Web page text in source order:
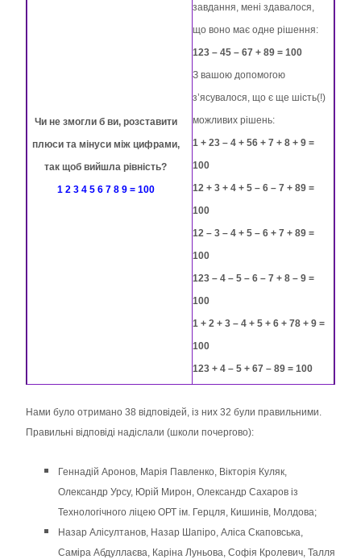
Чи не змогли б ви, розставити
плюси та мінуси між цифрами,
так щоб вийшла рівність?
1 2 3 4 5 6 7 8 9 = 100
завдання, мені здавалося,
що воно має одне рішення:
123 – 45 – 67 + 89 = 100
З вашою допомогою
з’ясувалося, що є ще шість(!)
можливих рішень:
1 + 23 – 4 + 56 + 7 + 8 + 9 =
100
12 + 3 + 4 + 5 – 6 – 7 + 89 =
100
12 – 3 – 4 + 5 – 6 + 7 + 89 =
100
123 – 4 – 5 – 6 – 7 + 8 – 9 =
100
1 + 2 + 3 – 4 + 5 + 6 + 78 + 9 =
100
123 + 4 – 5 + 67 – 89 = 100
Нами було отримано 38 відповідей, із них 32 були правильними.
Правильні відповіді надіслали (школи почергово):
Геннадій Аронов, Марія Павленко, Вікторія Куляк,
Олександр Урсу, Юрій Мирон, Олександр Сахаров із
Технологічного ліцею ОРТ ім. Герцля, Кишинів, Молдова;
Назар Алісултанов, Назар Шапіро, Аліса Скаповська,
Саміра Абдуллаєва, Каріна Луньова, Софія Кролевич, Талля